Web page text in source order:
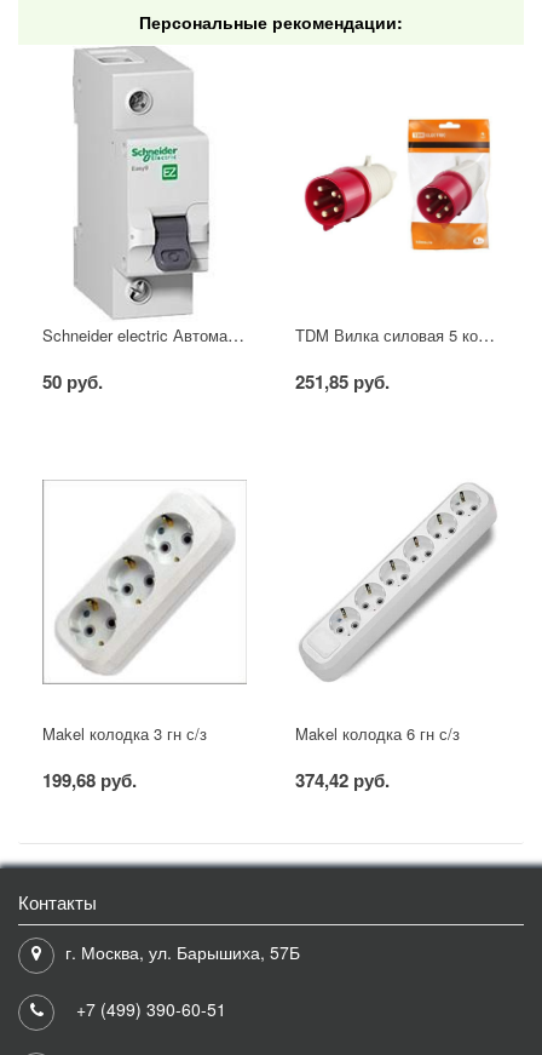
Персональные рекомендации:
Schneider electric Автоматический выключатель 1/40А
50 руб.
TDM Вилка силовая 5 контактов 16А 380В IP44
251,85 руб.
Makel колодка 3 гн с/з
199,68 руб.
Makel колодка 6 гн с/з
374,42 руб.
Контакты
г. Москва, ул. Барышиха, 57Б
+7 (499) 390-60-51